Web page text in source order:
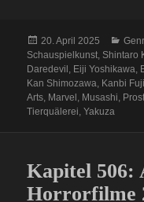
Veröffentlicht
am
20. April 2025
Schauspielkunst Shintaro
Daredevil Eiji Yoshikawa
Kan Shimozawa Kanbi
Arts Marvel Musashi
Tierquälerei ,Yakuza
Kapitel 506:
Horrorfilme